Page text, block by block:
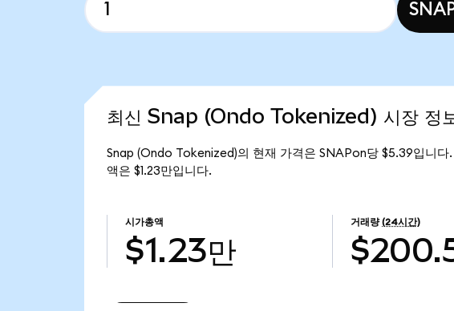
최신 Snap (Ondo Tokenized) 시장 정
Snap (Ondo Tokenized)의 현재 가격은 SNAPon당 $5.39입니
액은 $1.23만입니다.
시가총액
$1.23만
거래량 (24시간)